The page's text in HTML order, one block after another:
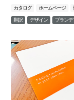
カタログ ホームページ
翻訳 デザイン ブラン